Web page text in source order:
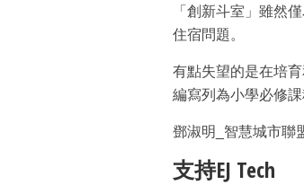
「創新斗室」雖然
住宿問題。
有點失望的是在培
編寫列為小學必修
鄧淑明_智慧城市聯
支持EJ Tech